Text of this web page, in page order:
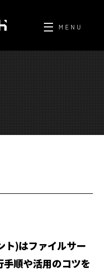
MENU
)はファイルサー
順や活用のコツを